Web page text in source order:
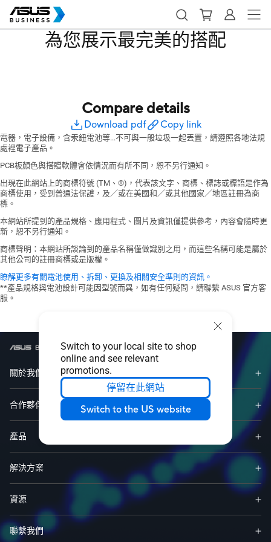
Switch to your local site to shop
online and see relevant
promotions.
停留在此網站
Switch to the US website
為您展示最完美的搭配
Compare details
Download pdf Copy link
電器，電子設備，含汞鈕電池等...不可與一般垃圾一起丟置，請遵照各地法規
處裡電子產品。
PCB板顏色與搭贈軟體會依情況而有所不同，恕不另行通知。
出現在此網站上的商標符號 (TM、®)，代表該文字、商標、標誌或標語是作為
商標使用，受到普通法保護，及／或在美國和／或其他國家／地區註冊為商
標。
本網站所提到的產品規格、應用程式、圖片及資訊僅提供參考，內容會隨時更
新，恕不另行通知。
商標聲明：本網站所談論到的產品名稱僅做識別之用，而這些名稱可能是屬於
其他公司的註冊商標或是版權。
瞭解更多有關電池使用、拆卸、更換及相關安全準則的資訊。
**產品規格與電池設計可能因型號而異，如有任何疑問，請聯繫 ASUS 官方客
服。
/主機板/Compare
關於我們
合作夥伴
產品
解決方案
資源
聯繫我們